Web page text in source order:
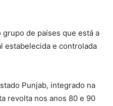
grupo de países que está a
estabelecida e controlada
Punjab, integrado na
revolta nos anos 80 e 90